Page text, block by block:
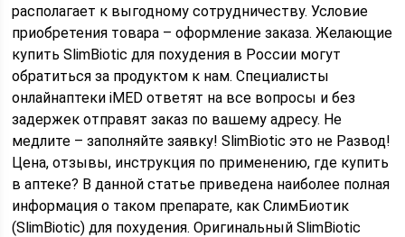
располагает к выгодному сотрудничеству. Условие
приобретения товара – оформление заказа. Желающие
купить SlimBiotic для похудения в России могут
обратиться за продуктом к нам. Специалисты
онлайнаптеки iMED ответят на все вопросы и без
задержек отправят заказ по вашему адресу. Не
медлите – заполняйте заявку! SlimBiotic это не Развод!
Цена, отзывы, инструкция по применению, где купить
в аптеке? В данной статье приведена наиболее полная
информация о таком препарате, как СлимБиотик
(SlimBiotic) для похудения. Оригинальный SlimBiotic